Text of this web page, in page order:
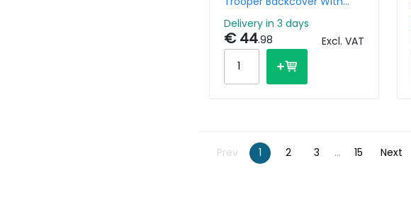
S26 - Ash Clear
Delivery in 3 days
€ 44.98 Excl. VAT
Prev 1 2 3 ... 15 Next